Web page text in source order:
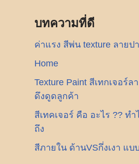
บทความที่ดี
ค่าแรง สีพ่น texture ลายป
Home
Texture Paint สีเทกเจอร์ล
ดึงดูดลูกค้า
สีเทคเจอร์ คือ อะไร ?? ท
ถึง
สีภายใน ด้านVSกึ่งเงา แ